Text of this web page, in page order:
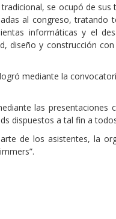
se ocupó de
al congreso,
informáticas y el
diseño y construcción
mediante la
las presentaciones
dispuestos a tal fin a
de los asistentes, la